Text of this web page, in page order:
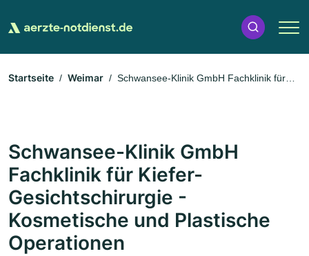
Startseite Weimar
Schwansee-Klinik GmbH Fachklinik für
Schwansee-Klinik GmbH
Fachklinik für Kiefer-
Gesichtschirurgie -
Kosmetische und Plastische
Operationen